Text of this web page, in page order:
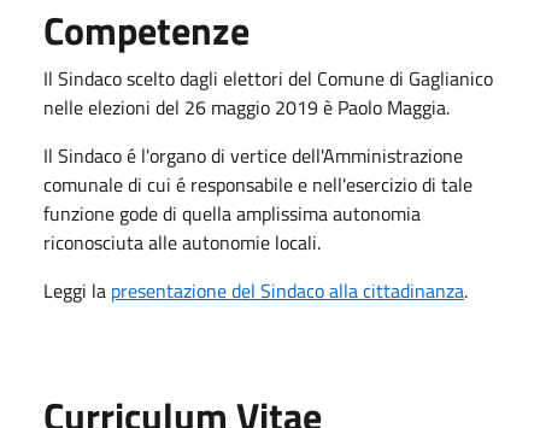
Competenze
Il Sindaco scelto dagli elettori del Comune di Gaglianico
nelle elezioni del 26 maggio 2019 è Paolo Maggia.
Il Sindaco é l'organo di vertice dell'Amministrazione
comunale di cui é responsabile e nell'esercizio di tale
funzione gode di quella amplissima autonomia
riconosciuta alle autonomie locali.
Leggi la presentazione del Sindaco alla cittadinanza.
Curriculum Vitae